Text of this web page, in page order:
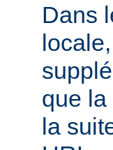
Dans
que
la